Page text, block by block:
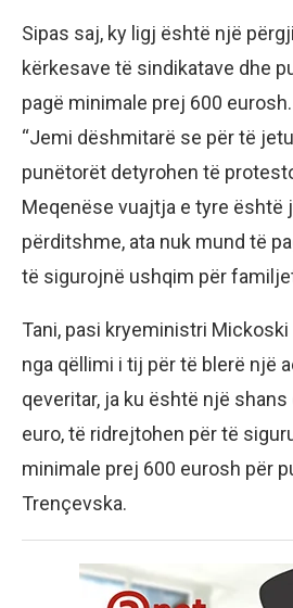
Sipas saj, ky ligj është një
kërkesave të sindikatave dhe
pagë minimale prej 600 eurosh.
“Jemi dëshmitarë se për të
punëtorët detyrohen të
Meqenëse vuajtja e tyre është
përditshme, ata nuk mund të
të sigurojnë ushqim për
Tani, pasi kryeministri
nga qëllimi i tij për të blerë një
qeveritar, ja ku është një shans
euro, të ridrejtohen për të
minimale prej 600 eurosh për
Trençevska.